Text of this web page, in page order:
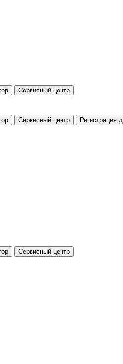
Сервисный центр
Сервисный центр
Сервисный центр